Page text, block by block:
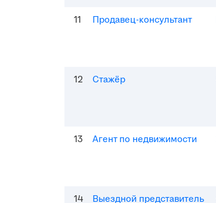
11 Продавец-консультант
12 Стажёр
13 Агент по недвижимости
14 Выездной представитель